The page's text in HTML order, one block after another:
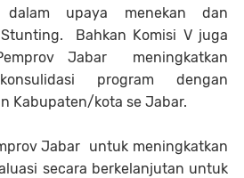
upaya menekan dan
Bahkan Komisi V juga
Jabar meningkatkan
program dengan
Kabupaten/kota se Jabar.
Jabar untuk meningkatkan
secara berkelanjutan untuk